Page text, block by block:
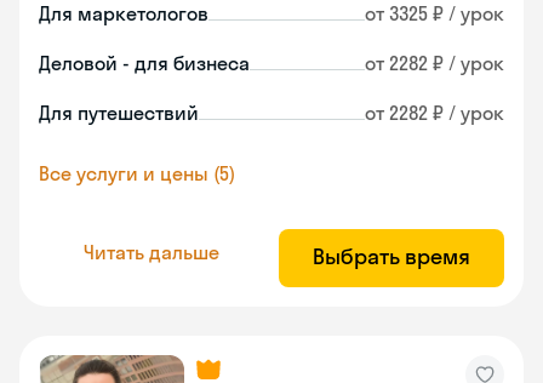
Для маркетологов от 3325 ₽ / урок
Деловой - для бизнеса от 2282 ₽ / урок
Для путешествий от 2282 ₽ / урок
Все услуги и цены (5)
Читать дальше Выбрать время